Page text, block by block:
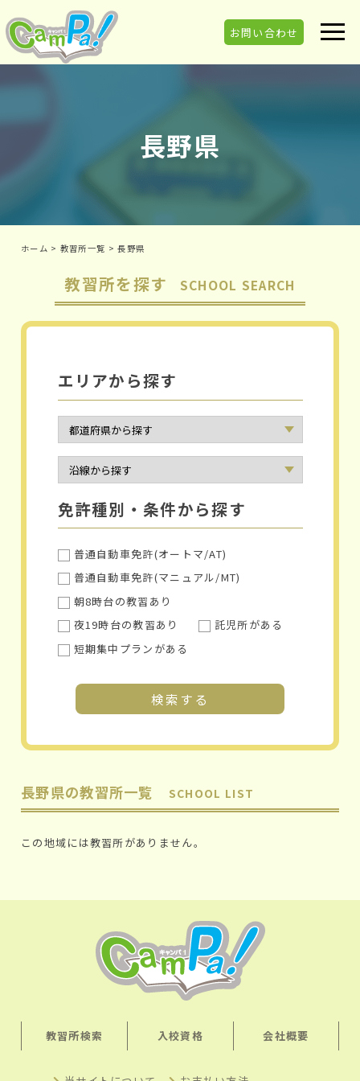
お問い合わせ
長野県
ホーム > 教習所一覧 >長野県
教習所を探す SCHOOL SEARCH
エリアから探す
免許種別・条件から探す
普通自動車免許(オートマ/AT)
普通自動車免許(マニュアル/MT)
朝8時台の教習あり
夜19時台の教習あり
託児所がある
短期集中プランがある
長野県の教習所一覧 SCHOOL LIST
この地域には教習所がありません。
教習所検索 入校資格 会社概要